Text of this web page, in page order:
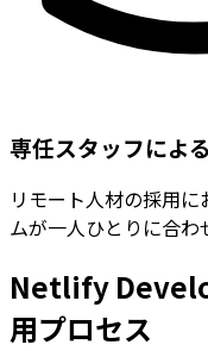
専任スタッフによ
リモート人材の採用
ムが一人ひとりに合わ
Netlify
用プロセス